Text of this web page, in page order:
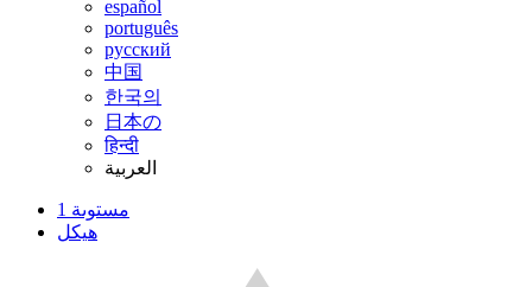
español
português
русский
中国
한국의
日本の
हिन्दी
العربية
مستوىة 1
هيكل